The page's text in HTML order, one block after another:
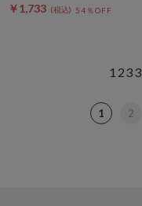
￥1,733 54％OFF
1233
1 2